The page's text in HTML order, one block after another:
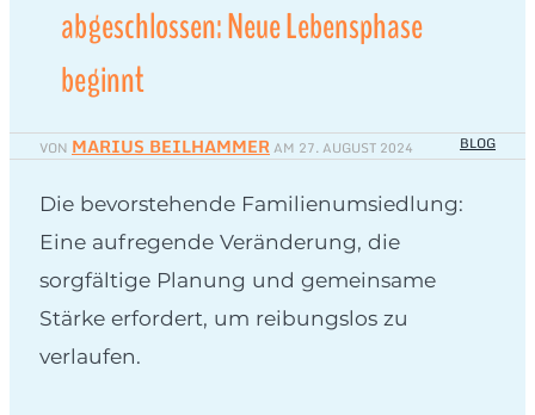
abgeschlossen: Neue Lebensphase
beginnt
VON MARIUS BEILHAMMERAM 27. AUGUST 2024 BLOG
Die bevorstehende Familienumsiedlung:
Eine aufregende Veränderung, die
sorgfältige Planung und gemeinsame
Stärke erfordert, um reibungslos zu
verlaufen.